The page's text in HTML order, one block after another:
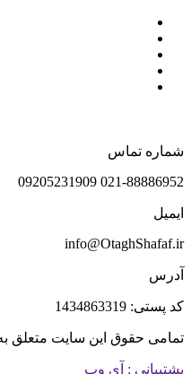
شماره تماس
021-88886952 09205231909
ایمیل
info@OtaghShafaf.ir
آدرس
کد پستی: 1434863319
تمامی حقوق این سایت متعلق
پشتیبانی : آی وب